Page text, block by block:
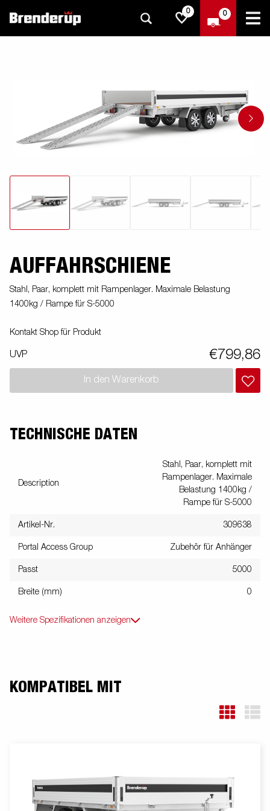
0 0
AUFFAHRSCHIENE
Stahl, Paar, komplett mit Rampenlager. Maximale Belastung
1400kg / Rampe für S-5000
Kontakt Shop für Produkt
UVP €799,86
In den Warenkorb
TECHNISCHE DATEN
Description
Stahl, Paar, komplett mit
Rampenlager. Maximale
Belastung 1400kg /
Rampe für S-5000
Artikel-Nr. 309638
Portal Access Group Zubehör für Anhänger
Passt 5000
Breite (mm) 0
Weitere Spezifikationen anzeigen
KOMPATIBEL MIT